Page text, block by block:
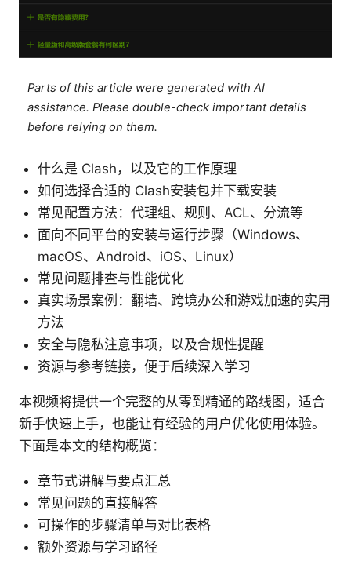
Parts of this article were generated with AI
assistance. Please double-check important details
before relying on them.
什么是 Clash，以及它的工作原理
如何选择合适的 Clash安装包并下载安装
常见配置方法：代理组、规则、ACL、分流等
面向不同平台的安装与运行步骤（Windows、
macOS、Android、iOS、Linux）
常见问题排查与性能优化
真实场景案例：翻墙、跨境办公和游戏加速的实用
方法
安全与隐私注意事项，以及合规性提醒
资源与参考链接，便于后续深入学习
本视频将提供一个完整的从零到精通的路线图，适合
新手快速上手，也能让有经验的用户优化使用体验。
下面是本文的结构概览：
章节式讲解与要点汇总
常见问题的直接解答
可操作的步骤清单与对比表格
额外资源与学习路径